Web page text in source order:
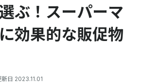
ぶ！スーパーマ
効果的な販促物
新日 2023.11.01